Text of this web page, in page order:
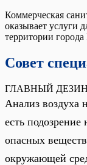
Коммерческая
оказывает услуги
территории
Совет
ГЛАВНЫЙ
Анализ воздуха
есть
опасных
окружающей